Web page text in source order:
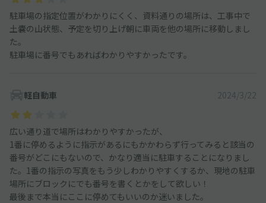
駐車場の指定位置がわかりにくく、資料通りの場所は、工事中で
土嚢の山状態、予定を切り上げ朝に車両を他の場所に移動しまし
た。
駐車場に番号でもあればわかりやすかったです。
軽自動車 2024/3/22
広い通り道で場所はわかりやすかったが、
1番に停めるように指示があるにもかかわらず行ってみると該当の
番号がどこにもないので、かなり適当に駐車することになりまし
た。1番の指示の写真をもう少しわかりやすくするか、現地の駐車
場所にブロックにでも番号を書くとかをして欲しい！
最後まで本当にここに停めてもいいのか迷いました。